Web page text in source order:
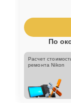
По
Расчет
ремонта Nikon